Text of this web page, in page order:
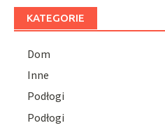
KATEGORIE
Dom
Inne
Podłogi
Podłogi